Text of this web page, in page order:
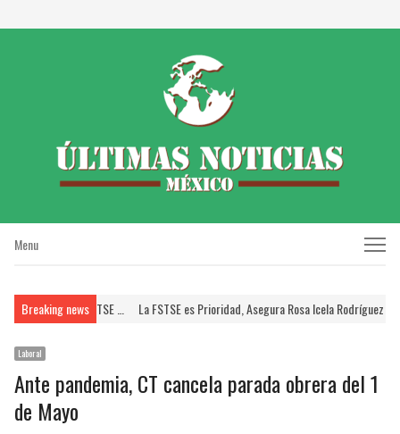
Menu
Menu
Breaking news
Brinda FSTSE … La FSTSE es Prioridad, Asegura Rosa Icela Rodríguez a
Laboral
Ante pandemia, CT cancela parada obrera del 1
de Mayo